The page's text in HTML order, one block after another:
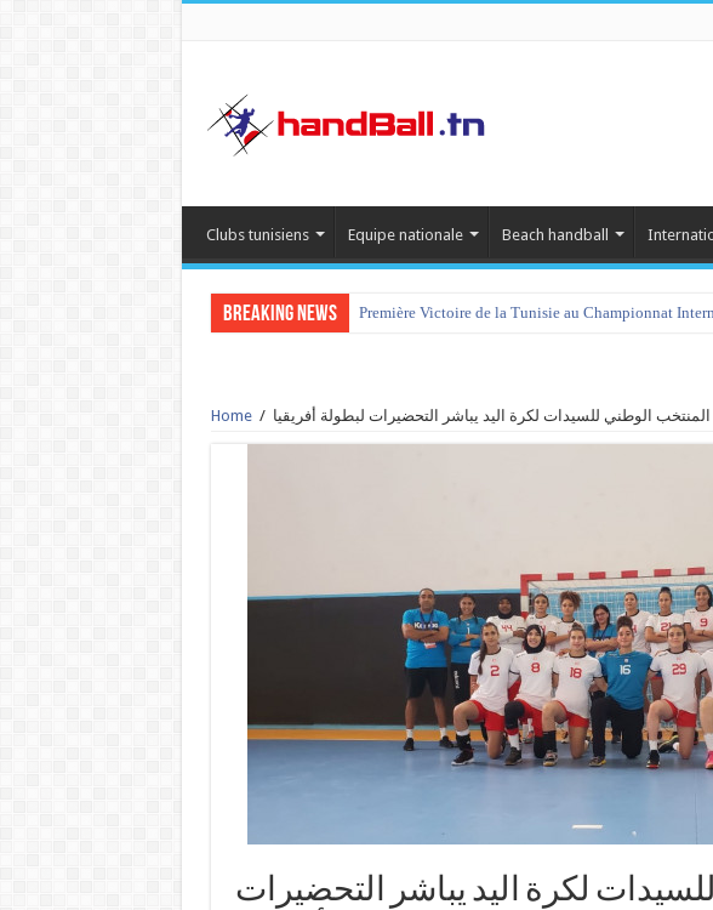
Clubs tunisiens Equipe nationale Beach handball
Breaking News Première Victoire de la Tunisie au Championnat
Home / المنتخب الوطني للسيدات لكرة اليد يباشر التحضيرات لبطولة أفريقيا
لكرة اليد يباشر التحضيرات